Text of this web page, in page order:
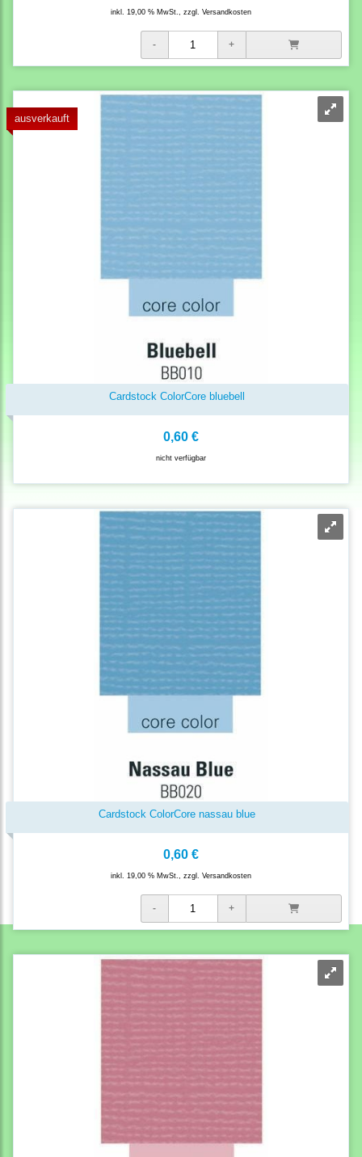
inkl. 19,00 % MwSt., zzgl. Versandkosten
ausverkauft
Cardstock ColorCore bluebell
0,60 €
nicht verfügbar
Cardstock ColorCore nassau blue
0,60 €
inkl. 19,00 % MwSt., zzgl. Versandkosten